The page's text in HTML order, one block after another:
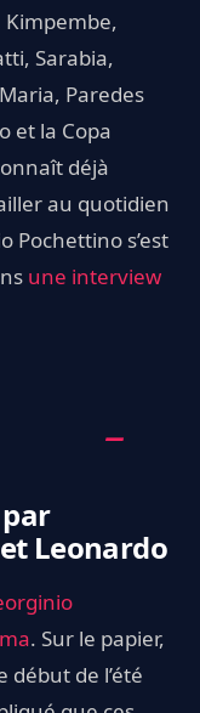
Kimpembe,
Sarabia,
Paredes
et la Copa
déjà
au quotidien
Pochettino s’est
une interview
Leonardo
. Sur le papier,
début de l’été